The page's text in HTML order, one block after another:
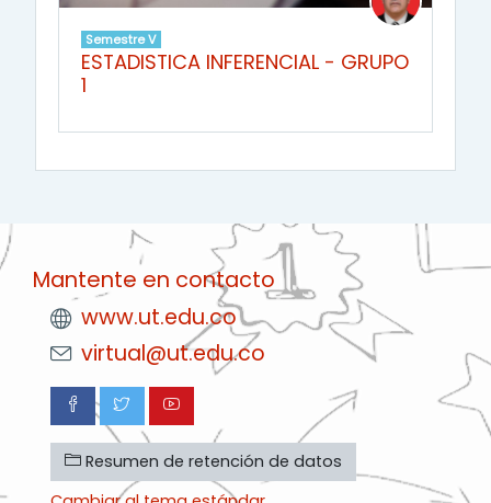
Semestre V
ESTADISTICA INFERENCIAL - GRUPO
1
Mantente en contacto
www.ut.edu.co
virtual@ut.edu.co
Resumen de retención de datos